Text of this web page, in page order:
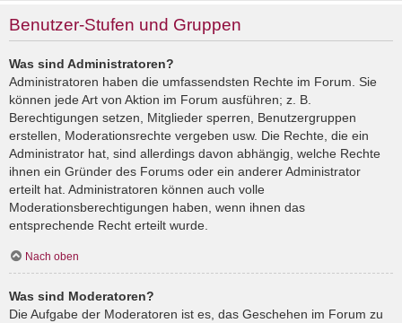
Benutzer-Stufen und Gruppen
Was sind Administratoren?
Administratoren haben die umfassendsten Rechte im Forum. Sie
können jede Art von Aktion im Forum ausführen; z. B.
Berechtigungen setzen, Mitglieder sperren, Benutzergruppen
erstellen, Moderationsrechte vergeben usw. Die Rechte, die ein
Administrator hat, sind allerdings davon abhängig, welche Rechte
ihnen ein Gründer des Forums oder ein anderer Administrator
erteilt hat. Administratoren können auch volle
Moderationsberechtigungen haben, wenn ihnen das
entsprechende Recht erteilt wurde.
Nach oben
Was sind Moderatoren?
Die Aufgabe der Moderatoren ist es, das Geschehen im Forum zu